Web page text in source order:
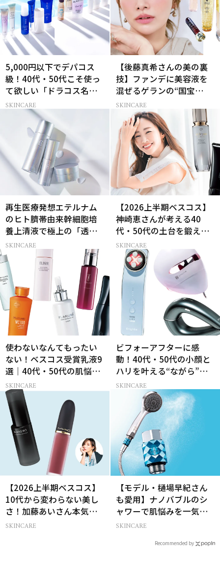
5,000円以下でデパコス
級！40代・50代こそ使っ
て欲しい「ドラコス名品
UV」12選
SKINCARE
【後藤真希さんの美の裏
技】ファンデに美容液を
混ぜるゲランの“国宝
級”ツヤ肌術
SKINCARE
再生医療発想エテルナム
のヒト臍帯由来幹細胞培
養上清液で極上の「透明
感ハリ肌」へ
SKINCARE
【2026上半期ベスコス】
神崎恵さんが考える40
代・50代の土台を鍛える
肌投資名品
SKINCARE
使わないなんてもったい
ない！ベスコス受賞乳液9
選｜40代・50代の肌悩み
別まとめ
SKINCARE
ビフォーアフターに感
動！40代・50代の小顔と
ハリを叶える“ながら”美
顔器3選
SKINCARE
【2026上半期ベスコス】
10代から変わらない美し
さ！加藤あいさん本気の
愛用名品２選
SKINCARE
【モデル・樋場早紀さん
も愛用】ナノバブルのシ
ャワーで肌悩みを一気に
解決
SKINCARE
Recommended by